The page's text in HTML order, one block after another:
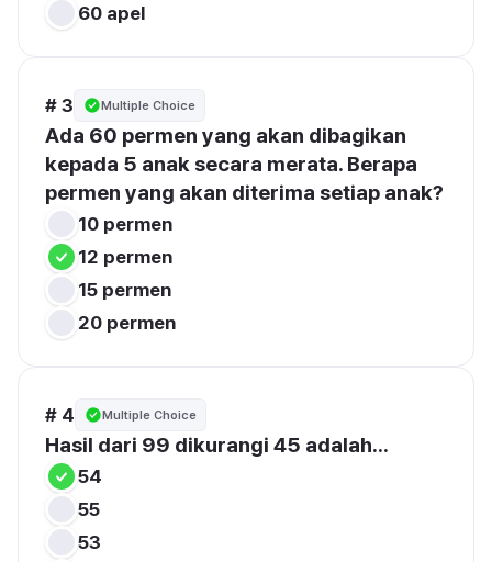
60 apel
# 3 Multiple Choice
Ada 60 permen yang akan dibagikan
kepada 5 anak secara merata. Berapa
permen yang akan diterima setiap anak?
10 permen
12 permen
15 permen
20 permen
# 4 Multiple Choice
Hasil dari 99 dikurangi 45 adalah...
54
55
53